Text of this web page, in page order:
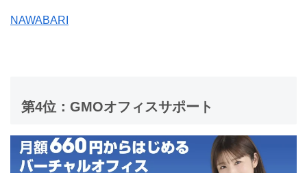
NAWABARI
第4位：GMOオフィスサポート